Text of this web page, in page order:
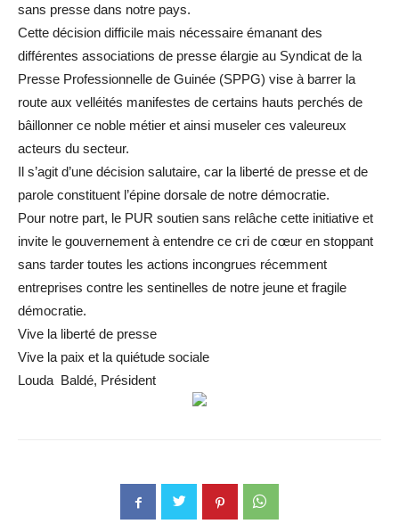
sans presse dans notre pays.
Cette décision difficile mais nécessaire émanant des
différentes associations de presse élargie au Syndicat de la
Presse Professionnelle de Guinée (SPPG) vise à barrer la
route aux velléités manifestes de certains hauts perchés de
bâillonner ce noble métier et ainsi museler ces valeureux
acteurs du secteur.
Il s’agit d’une décision salutaire, car la liberté de presse et de
parole constituent l’épine dorsale de notre démocratie.
Pour notre part, le PUR soutien sans relâche cette initiative et
invite le gouvernement à entendre ce cri de cœur en stoppant
sans tarder toutes les actions incongrues récemment
entreprises contre les sentinelles de notre jeune et fragile
démocratie.
Vive la liberté de presse
Vive la paix et la quiétude sociale
Louda Baldé, Président